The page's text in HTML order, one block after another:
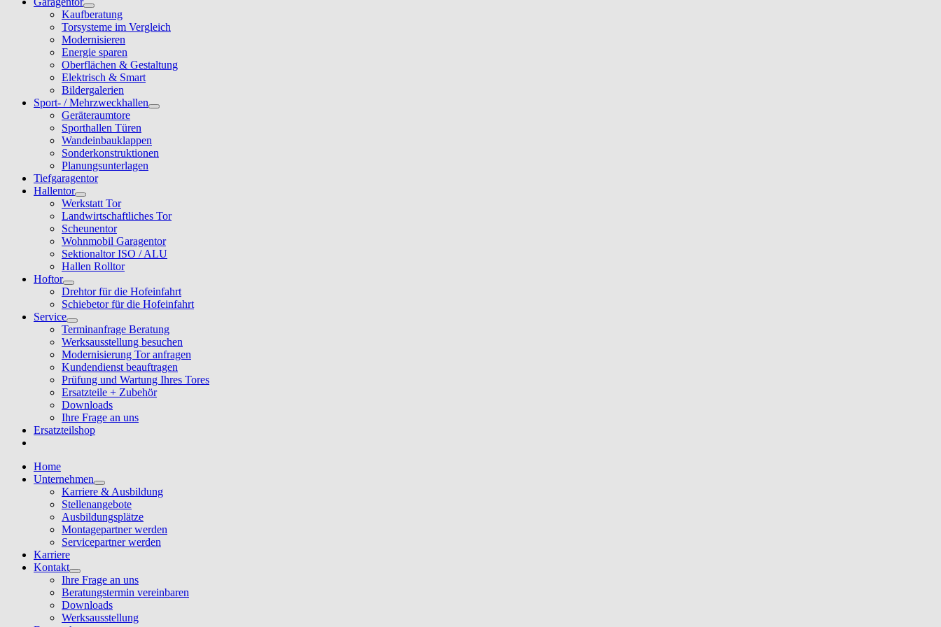
Kaufberatung
Torsysteme im Vergleich
Modernisieren
Energie sparen
Oberflächen & Gestaltung
Elektrisch & Smart
Bildergalerien
Sport- / Mehrzweckhallen
Geräteraumtore
Sporthallen Türen
Wandeinbauklappen
Sonderkonstruktionen
Planungsunterlagen
Tiefgaragentor
Hallentor
Werkstatt Tor
Landwirtschaftliches Tor
Scheunentor
Wohnmobil Garagentor
Sektionaltor ISO / ALU
Hallen Rolltor
Hoftor
Drehtor für die Hofeinfahrt
Schiebetor für die Hofeinfahrt
Service
Terminanfrage Beratung
Werksausstellung besuchen
Modernisierung Tor anfragen
Kundendienst beauftragen
Prüfung und Wartung Ihres Tores
Ersatzteile + Zubehör
Downloads
Ihre Frage an uns
Ersatzteilshop
Home
Unternehmen
Karriere & Ausbildung
Stellenangebote
Ausbildungsplätze
Montagepartner werden
Servicepartner werden
Karriere
Kontakt
Ihre Frage an uns
Beratungstermin vereinbaren
Downloads
Werksausstellung